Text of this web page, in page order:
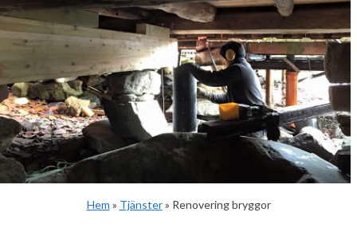
Hem » Tjänster» Renovering bryggor